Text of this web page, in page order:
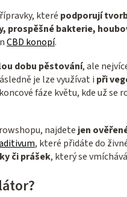
d
c
í
p
v
k
y
které podporují
prospěšné bakterie,
CBD konopí.
dobu pěstování, ale
je lze využívat i při
fáze květu, kde už se
najdete jen
, které přidáte do
či prášek, který se